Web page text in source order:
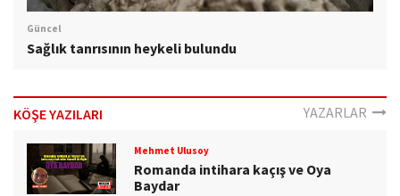
Güncel
Sağlık tanrısının heykeli bulundu
KÖŞE YAZILARI YAZARLAR
Mehmet Ulusoy
Romanda intihara kaçış ve Oya
Baydar